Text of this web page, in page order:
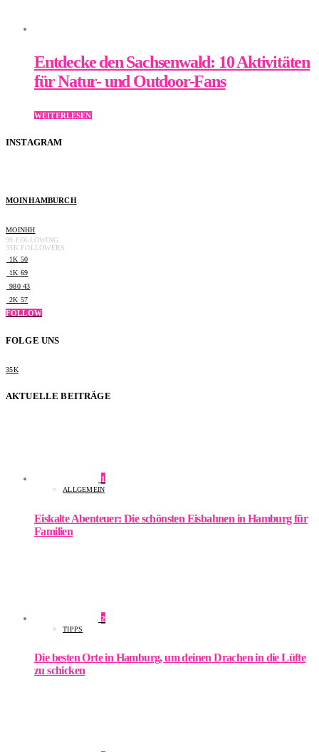
Entdecke den Sachsenwald: 10 Aktivitäten
für Natur- und Outdoor-Fans
WEITERLESEN
INSTAGRAM
MOINHAMBURCH
MOINHH
99 FOLLOWING
35KFOLLOWERS
1K 50
1K 69
980 43
2K 57
FOLLOW
FOLGE UNS
35K
AKTUELLE BEITRÄGE
1
ALLGEMEIN
Eiskalte Abenteuer: Die schönsten Eisbahnen in Hamburg für
Familien
2
TIPPS
Die besten Orte in Hamburg, um deinen Drachen in die Lüfte
zu schicken